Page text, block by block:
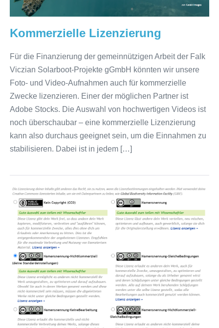
Kommerzielle Lizenzierung
Für die Finanzierung der gemeinnützigen Arbeit der Falk
Viczian Solarboot-Projekte gGmbH könnten wir unsere
Foto- und Video-Aufnahmen auch für kommerzielle
Zwecke lizenzieren. Einer der möglichen Partner ist
Adobe Stocks. Die Auswahl von hochwertigen Videos ist
noch überschaubar – eine kommerzielle Lizenzierung
kann also durchaus geeignet sein, um die Einnahmen zu
stabilisieren. Dabei ist in jedem […]
Lizenzieren?
–
klar,
aber
richtig!